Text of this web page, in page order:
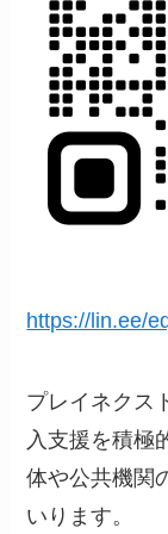
https://lin.ee/
プレイネクス
入支援を積極
体や公共機関
いります。